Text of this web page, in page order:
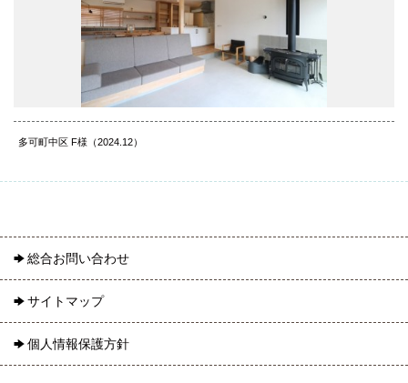
多可町中区 F様（2024.12）
総合お問い合わせ
サイトマップ
個人情報保護方針